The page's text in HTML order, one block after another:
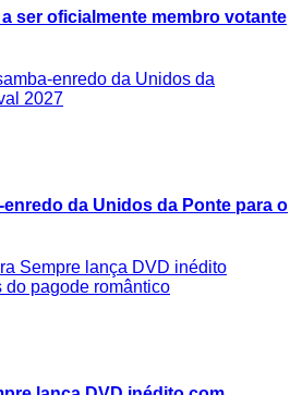
ser oficialmente membro votante
da Unidos da Ponte para o